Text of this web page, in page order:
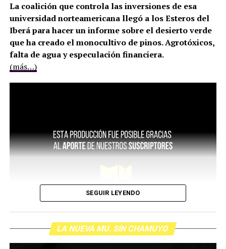
La coalición que controla las inversiones de esa
universidad norteamericana llegó a los Esteros del
Iberá para hacer un informe sobre el desierto verde
que ha creado el monocultivo de pinos. Agrotóxicos,
falta de agua y especulación financiera.
(más…)
SEGUIR LEYENDO
LA NUEVA MU. SIN CHAMUYO